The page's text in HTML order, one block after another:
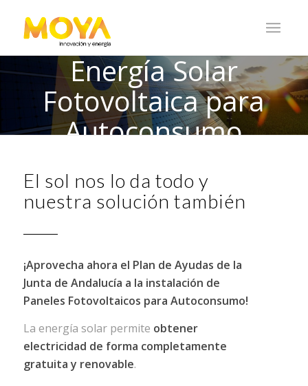
Energía Solar
Fotovoltaica para
Autoconsumo
El sol nos lo da todo y
nuestra solución también
¡Aprovecha ahora el Plan de Ayudas de la
Junta de Andalucía a la instalación de
Paneles Fotovoltaicos para Autoconsumo!
La energía solar permite obtener
electricidad de forma completamente
gratuita y renovable.